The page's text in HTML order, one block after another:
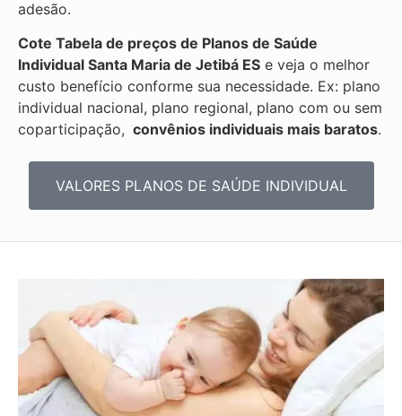
adesão.
Cote Tabela de preços de Planos de Saúde
Individual Santa Maria de Jetibá ES e veja o melhor
custo benefício conforme sua necessidade. Ex: plano
individual nacional, plano regional, plano com ou sem
coparticipação, convênios individuais mais baratos.
VALORES PLANOS DE SAÚDE INDIVIDUAL